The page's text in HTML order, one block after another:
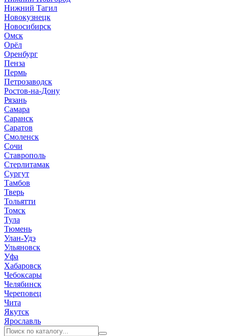
Нижний Тагил
Новокузнецк
Новосибирск
Омск
Орёл
Оренбург
Пенза
Пермь
Петрозаводск
Ростов-на-Дону
Рязань
Самара
Саранск
Саратов
Смоленск
Сочи
Ставрополь
Стерлитамак
Сургут
Тамбов
Тверь
Тольятти
Томск
Тула
Тюмень
Улан-Удэ
Ульяновск
Уфа
Хабаровск
Чебоксары
Челябинск
Череповец
Чита
Якутск
Ярославль